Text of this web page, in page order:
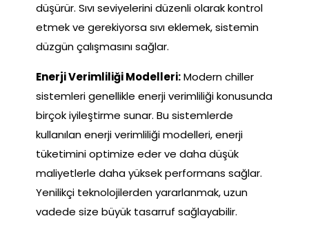
düşürür. Sıvı seviyelerini düzenli olarak kontrol
etmek ve gerekiyorsa sıvı eklemek, sistemin
düzgün çalışmasını sağlar.
Enerji Verimliliği Modelleri:Modern chiller
sistemleri genellikle enerji verimliliği konusunda
birçok iyileştirme sunar. Bu sistemlerde
kullanılan enerji verimliliği modelleri, enerji
tüketimini optimize eder ve daha düşük
maliyetlerle daha yüksek performans sağlar.
Yenilikçi teknolojilerden yararlanmak, uzun
vadede size büyük tasarruf sağlayabilir.